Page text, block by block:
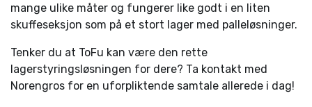
mange ulike måter og fungerer like godt i en liten
skuffeseksjon som på et stort lager med palleløsninger.
Tenker du at ToFu kan være den rette
lagerstyringsløsningen for dere? Ta kontakt med
Norengros for en uforpliktende samtale allerede i dag!